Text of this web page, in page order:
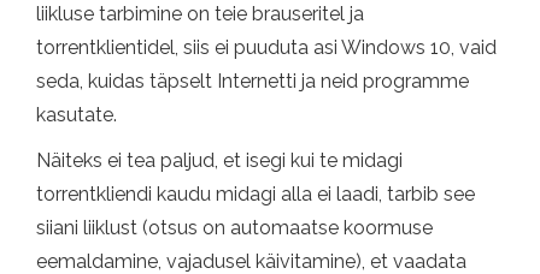
liikluse tarbimine on teie brauseritel ja
torrentklientidel, siis ei puuduta asi Windows 10, vaid
seda, kuidas täpselt Internetti ja neid programme
kasutate.
Näiteks ei tea paljud, et isegi kui te midagi
torrentkliendi kaudu midagi alla ei laadi, tarbib see
siiani liiklust (otsus on automaatse koormuse
eemaldamine, vajadusel käivitamine), et vaadata